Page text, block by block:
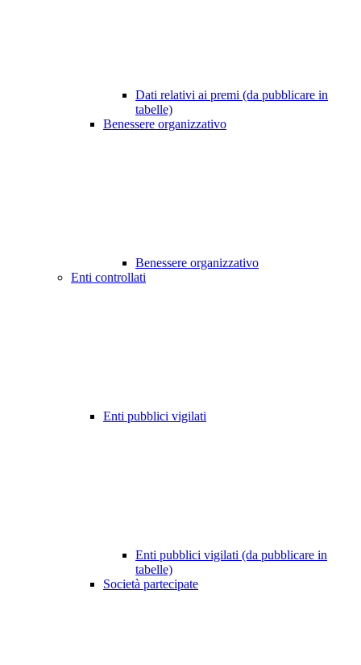
Dati relativi ai premi (da pubblicare in
tabelle)
Benessere organizzativo
Benessere organizzativo
Enti controllati
Enti pubblici vigilati
Enti pubblici vigilati (da pubblicare in
tabelle)
Società partecipate